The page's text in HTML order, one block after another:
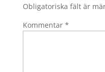
Obligatoriska fält är
Kommentar *